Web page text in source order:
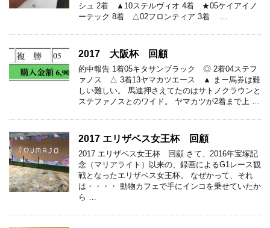
シュ 2着 ▲10ステルヴィオ 4着 ★05ケイアイノ
ーテック 8着 △02フロンティア 3着 …
2017 大阪杯 回顧
的中報告 1着05キタサンブラック ◎ 2着04ステフ
ァノス △ 3着13ヤマカツエース ▲ まー馬券は難
しい難しい。 馬連押さえてたのはサトノクラウンと
ステファノスとのワイド。 ヤマカツが2着まで上 …
2017 エリザベス女王杯 回顧
2017 エリザベス女王杯 回顧 さて、2016年宝塚記
念（マリアライト）以来の、録画によるG1レース観
戦となったエリザベス女王杯。 なぜかって、それ
は・・・・ 動物カフェで手にインコを乗せていたか
ら …